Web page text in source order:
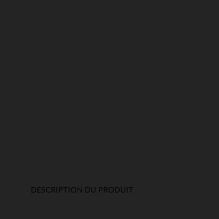
DESCRIPTION DU PRODUIT